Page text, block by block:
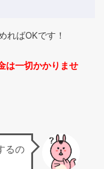
ればOKです！
は一切かかりませ
るの